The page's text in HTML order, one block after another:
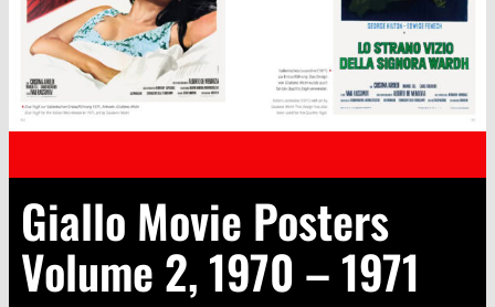
Giallo Movie Posters
Volume 2, 1970 – 1971